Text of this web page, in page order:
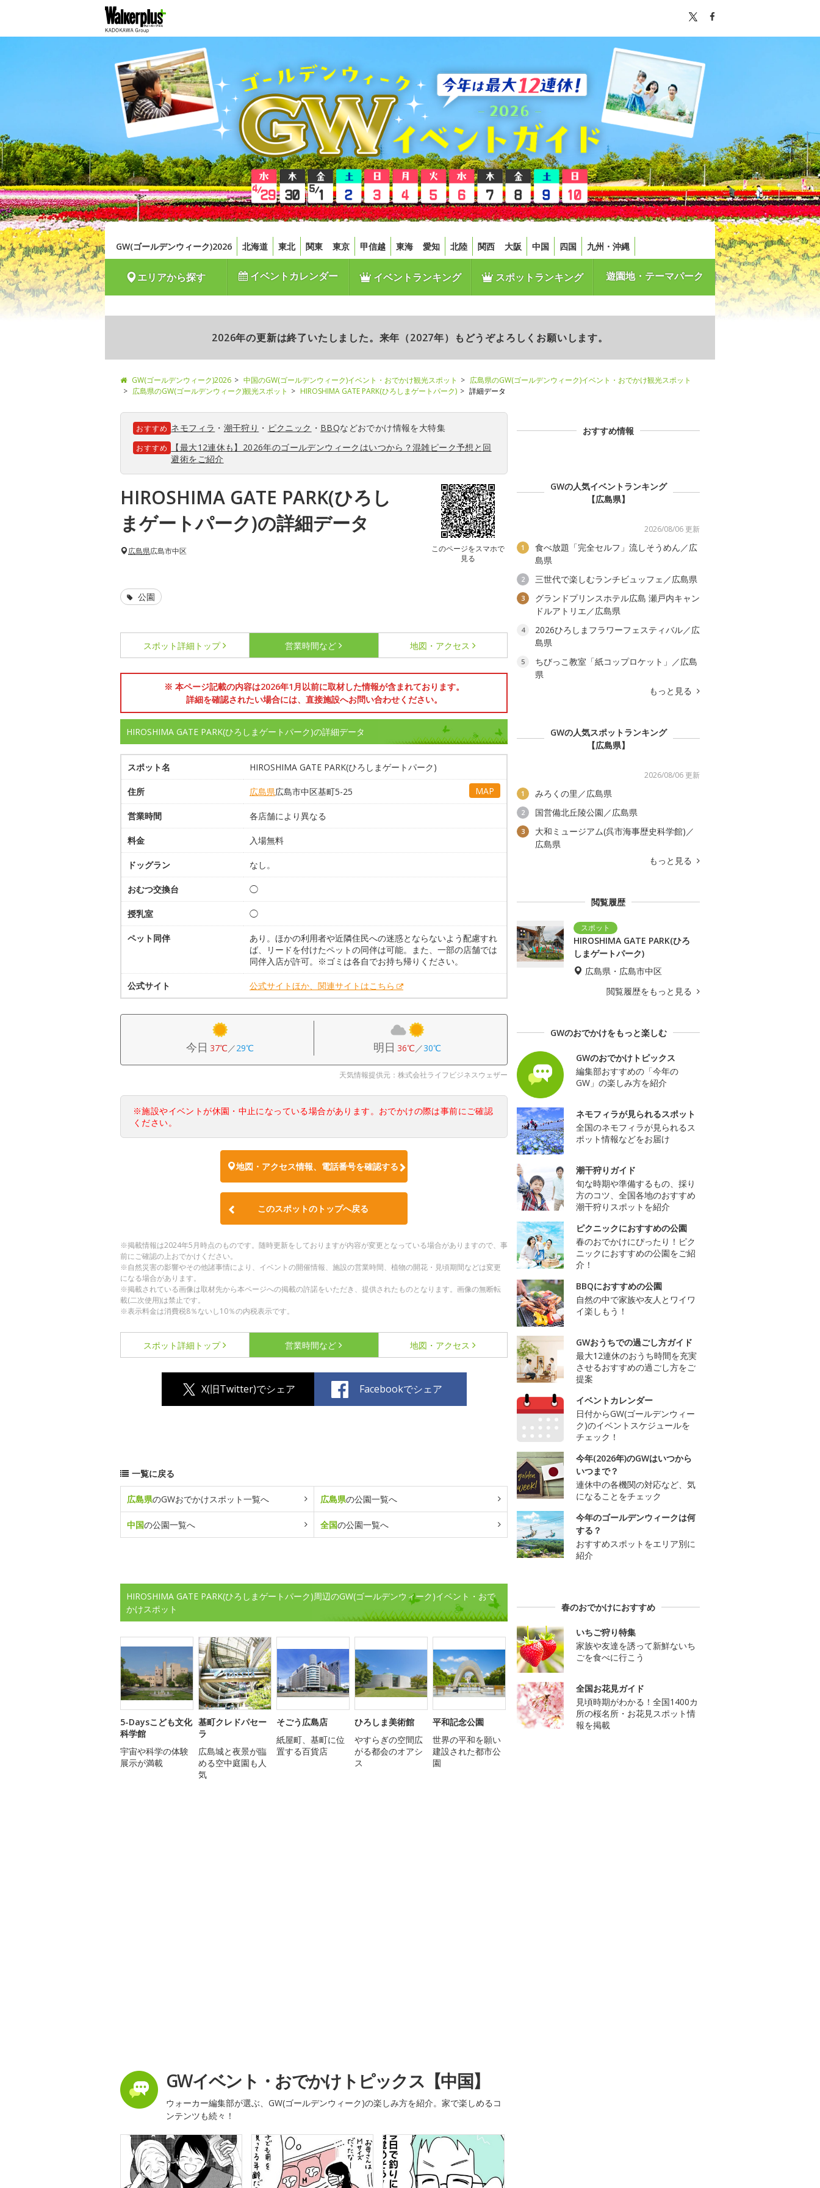
GW(ゴールデンウィーク)2026 北海道 東北 関東 東京 甲信越 東海 愛知 北陸 関西 大阪 中国 四国 九州・沖縄
エリアから探す イベントカレンダー イベントランキング スポットランキング 遊園地・テーマパーク
2026年の更新は終了いたしました。来年（2027年）もどうぞよろしくお願いします。
GW(ゴールデンウィーク)2026 中国のGW(ゴールデンウィーク)イベント・おでかけ観光スポット
広島県のGW(ゴールデンウィーク)イベント・おでかけ観光スポット
広島県のGW(ゴールデンウィーク)観光スポット
HIROSHIMA GATE PARK(ひろしまゲートパーク) 詳細データ
おすすめ ネモフィラ ・ 潮干狩り ・ ピクニック ・ BBQなどおでかけ情報を大特集
おすすめ
【最大12連休も】2026年のゴールデンウィークはいつから？混雑ピーク予想と回
避術をご紹介
HIROSHIMA GATE PARK(ひろし
まゲートパーク)の詳細データ
このページをスマホで
見る
広島県広島市中区
公園
スポット詳細 トップ 営業時間など 地図・アクセス
※ 本ページ記載の内容は2026年1月以前に取材した情報が含まれております。
詳細を確認されたい場合には、直接施設へお問い合わせください。
HIROSHIMA GATE PARK(ひろしまゲートパーク)の詳細データ
スポット名 HIROSHIMA GATE PARK(ひろしまゲートパーク)
住所 広島県広島市中区基町5-25 MAP
営業時間 各店舗により異なる
料金 入場無料
ドッグラン なし。
おむつ交換台 ◯
授乳室 ◯
ペット同伴
あり。ほかの利用者や近隣住民への迷惑とならないよう配慮すれ
ば、リードを付けたペットの同伴は可能。また、一部の店舗では
同伴入店が許可。※ゴミは各自でお持ち帰りください。
公式サイト 公式サイトほか、関連サイトはこちら
今日 37℃／29℃ 明日 36℃／30℃
天気情報提供元：株式会社ライフビジネスウェザー
※施設やイベントが休園・中止になっている場合があります。おでかけの際は事前にご確認
ください。
地図・アクセス情報、電話番号を確認する
このスポットのトップへ戻る
※掲載情報は2024年5月時点のものです。随時更新をしておりますが内容が変更となっている場合がありますので、事
前にご確認の上おでかけください。
※自然災害の影響やその他諸事情により、イベントの開催情報、施設の営業時間、植物の開花・見頃期間などは変更
になる場合があります。
※掲載されている画像は取材先から本ページへの掲載の許諾をいただき、提供されたものとなります。画像の無断転
載(二次使用)は禁止です。
※表示料金は消費税8％ないし10％の内税表示です。
スポット詳細 トップ 営業時間など 地図・アクセス
X(旧Twitter)でシェア Facebookでシェア
一覧に戻る
広島県のGWおでかけスポット一覧へ 広島県の公園一覧へ
中国の公園一覧へ 全国の公園一覧へ
HIROSHIMA GATE PARK(ひろしまゲートパーク)周辺のGW(ゴールデンウィーク)イベント・おで
かけスポット
5-Daysこども文化
科学館
宇宙や科学の体験
展示が満載
基町クレドパセー
ラ
広島城と夜景が臨
める空中庭園も人
気
そごう広島店
紙屋町、基町に位
置する百貨店
ひろしま美術館
やすらぎの空間広
がる都会のオアシ
ス
平和記念公園
世界の平和を願い
建設された都市公
園
GWイベント・おでかけトピックス【中国】
ウォーカー編集部が選ぶ、GW(ゴールデンウィーク)の楽しみ方を紹介。家で楽しめるコ
ンテンツも続々！
おすすめ情報
GWの人気イベントランキング
【広島県】
2026/08/06 更新
1
食べ放題「完全セルフ」流しそうめん／広
島県
2 三世代で楽しむランチビュッフェ／広島県
3
グランドプリンスホテル広島 瀬戸内キャン
ドルアトリエ／広島県
4
2026ひろしまフラワーフェスティバル／広
島県
5
ちびっこ教室「紙コップロケット」／広島
県
もっと見る
GWの人気スポットランキング
【広島県】
2026/08/06 更新
1 みろくの里／広島県
2 国営備北丘陵公園／広島県
3
大和ミュージアム(呉市海事歴史科学館)／
広島県
もっと見る
閲覧履歴
HIROSHIMA GATE PARK(ひろ
しまゲートパーク)
広島県・広島市中区
閲覧履歴をもっと見る
GWのおでかけをもっと楽しむ
GWのおでかけトピックス
編集部おすすめの「今年の
GW」の楽しみ方を紹介
ネモフィラが見られるスポット
全国のネモフィラが見られるス
ポット情報などをお届け
潮干狩りガイド
旬な時期や準備するもの、採り
方のコツ、全国各地のおすすめ
潮干狩りスポットを紹介
ピクニックにおすすめの公園
春のおでかけにぴったり！ピク
ニックにおすすめの公園をご紹
介！
BBQにおすすめの公園
自然の中で家族や友人とワイワ
イ楽しもう！
GWおうちでの過ごし方ガイド
最大12連休のおうち時間を充実
させるおすすめの過ごし方をご
提案
イベントカレンダー
日付からGW(ゴールデンウィー
ク)のイベントスケジュールを
チェック！
今年(2026年)のGWはいつから
いつまで？
連休中の各機関の対応など、気
になることをチェック
今年のゴールデンウィークは何
する？
おすすめスポットをエリア別に
紹介
春のおでかけにおすすめ
いちご狩り特集
家族や友達を誘って新鮮ないち
ごを食べに行こう
全国お花見ガイド
見頃時期がわかる！全国1400カ
所の桜名所・お花見スポット情
報を掲載